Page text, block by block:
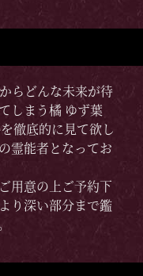
らどんな未来が待
しまう橘 ゆず葉
徹底的に見て欲し
霊能者となってお
用意の上ご予約下
り深い部分まで鑑